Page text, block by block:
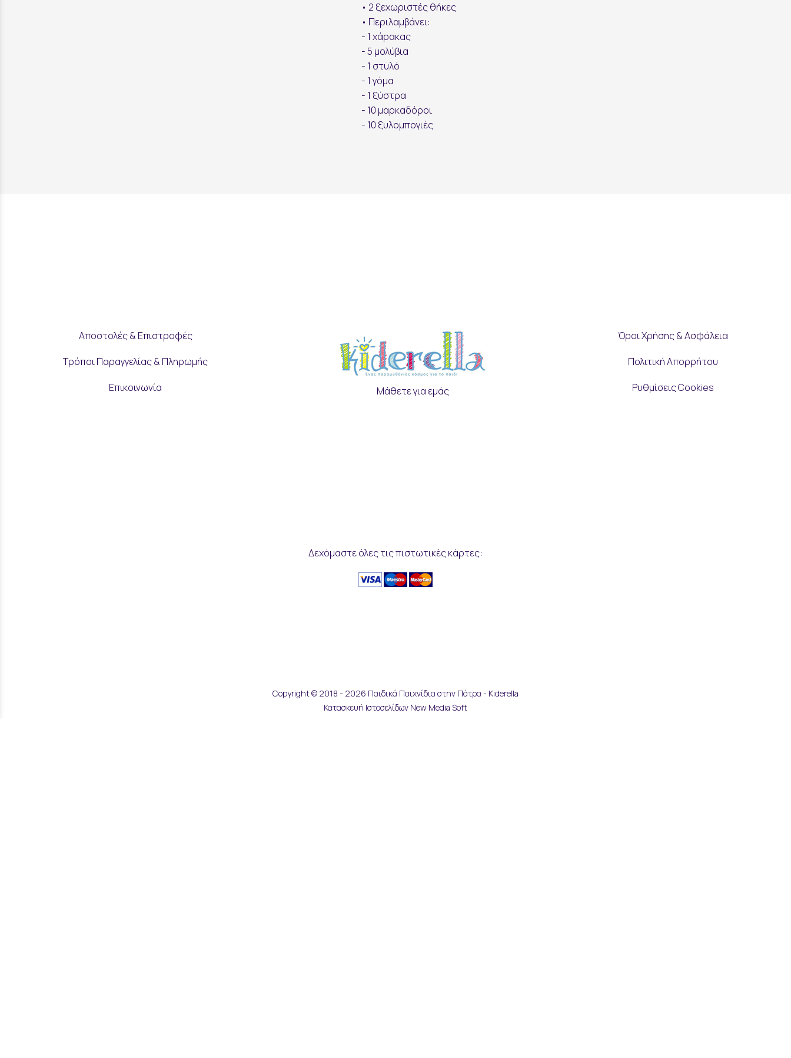
• 2 ξεχωριστές θήκες
• Περιλαμβάνει:
- 1 χάρακας
- 5 μολύβια
- 1 στυλό
- 1 γόμα
- 1 ξύστρα
- 10 μαρκαδόροι
- 10 ξυλομπογιές
εγγραφή
Αποστολές & Επιστροφές
Τρόποι Παραγγελίας & Πληρωμής
Επικοινωνία Μάθετε για εμάς
Όροι Χρήσης & Ασφάλεια
Πολιτική Απορρήτου
Ρυθμίσεις Cookies
Δεχόμαστε όλες τις πιστωτικές κάρτες:
Copyright © 2018 - 2026 Παιδικά Παιχνίδια στην Πάτρα - Kiderella
Κατασκευή Ιστοσελίδων New Media Soft